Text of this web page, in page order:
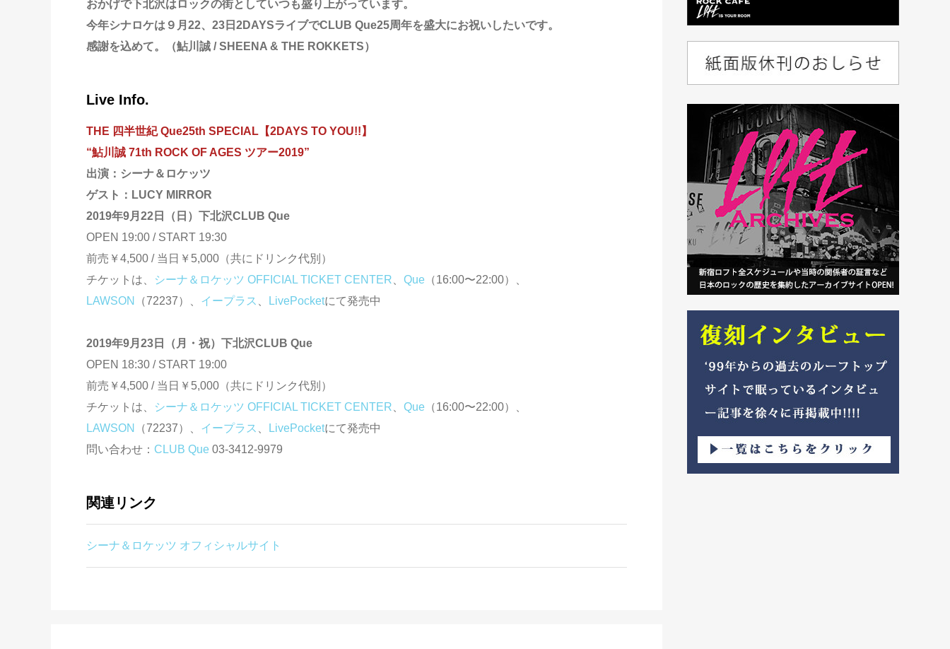
おかげで下北沢はロックの街としていつも盛り上がっています。
今年シナロケは９月22、23日2DAYSライブでCLUB Que25周年を盛大にお祝いしたいです。
感謝を込めて。（鮎川誠 / SHEENA & THE ROKKETS）
Live Info.
THE 四半世紀 Que25th SPECIAL【2DAYS TO YOU!!】
“鮎川誠 71th ROCK OF AGES ツアー2019”
出演：シーナ＆ロケッツ
ゲスト：LUCY MIRROR
2019年9月22日（日）下北沢CLUB Que
OPEN 19:00 / START 19:30
前売￥4,500 / 当日￥5,000（共にドリンク代別）
チケットは、
シーナ＆ロケッツ OFFICIAL TICKET CENTER Que （16:00〜22:00）、
LAWSON
（72237）、 イープラス LivePocketにて発売中
2019年9月23日（月・祝）下北沢CLUB Que
OPEN 18:30 / START 19:00
前売￥4,500 / 当日￥5,000（共にドリンク代別）
チケットは、
シーナ＆ロケッツ OFFICIAL TICKET CENTER Que （16:00〜22:00）、
LAWSON
（72237）、 イープラス LivePocketにて発売中
問い合わせ： CLUB Que 03-3412-9979
関連リンク
シーナ＆ロケッツ オフィシャルサイト